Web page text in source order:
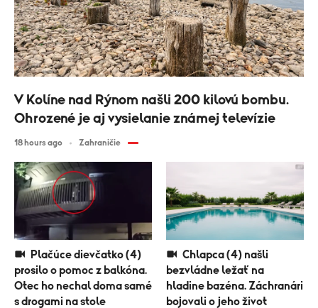
prosilo o pomoc z balkóna.
Otec ho nechal doma samé
s drogami na stole
bezvládne ležať na
hladine bazéna. Záchranári
bojovali o jeho život
V Kolíne nad Rýnom našli 200 kilovú bombu.
Ohrozené je aj vysielanie známej televízie
18 hours ago Zahraničie